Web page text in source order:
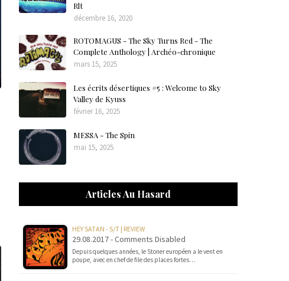
Rlt
décembre 16, 2020
ROTOMAGUS - The Sky Turns Red - The
Complete Anthology | Archéo-chronique
mars 15, 2025
Les écrits désertiques #5 : Welcome to Sky
Valley de Kyuss
février 16, 2025
MESSA - The Spin
mai 15, 2025
Articles Au Hasard
HEY SATAN - S/T | REVIEW
29.08.2017 - Comments Disabled
Depuis quelques années, le Stoner européen a le vent en
poupe, avec en chef de file des places fortes…